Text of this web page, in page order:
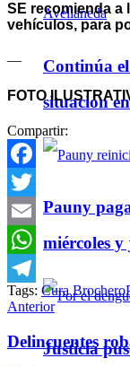
Continúa
situación
Pauny
miércoles y
Justicia
SE recomienda a
vehículos, para
—
FOTO
Compartir:
Facebook
Twitter
Email
WhatsApp
Telegram
Tags: Cura Brochero
Anterior
Delincuentes